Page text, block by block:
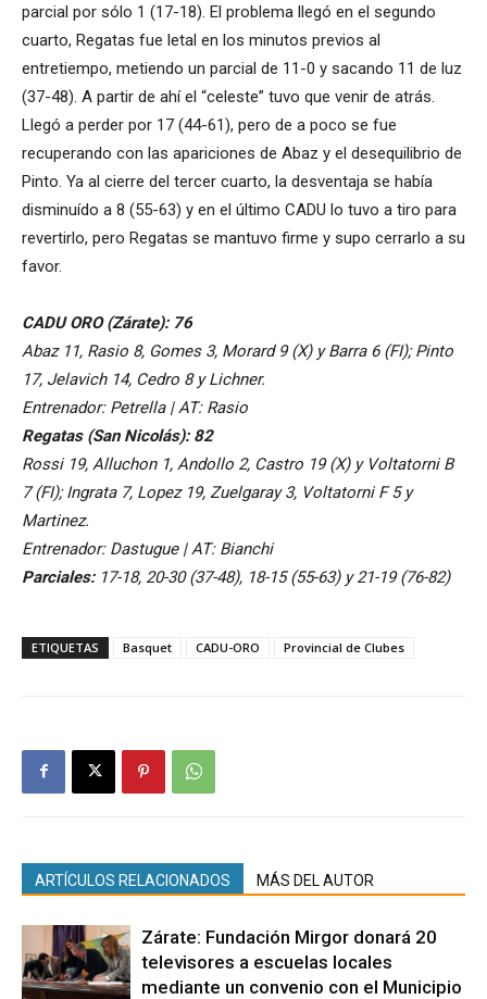
parcial por sólo 1 (17-18). El problema llegó en el segundo
cuarto, Regatas fue letal en los minutos previos al
entretiempo, metiendo un parcial de 11-0 y sacando 11 de luz
(37-48). A partir de ahí el “celeste” tuvo que venir de atrás.
Llegó a perder por 17 (44-61), pero de a poco se fue
recuperando con las apariciones de Abaz y el desequilibrio de
Pinto. Ya al cierre del tercer cuarto, la desventaja se había
disminuído a 8 (55-63) y en el último CADU lo tuvo a tiro para
revertirlo, pero Regatas se mantuvo firme y supo cerrarlo a su
favor.
CADU ORO (Zárate): 76
Abaz 11, Rasio 8, Gomes 3, Morard 9 (X) y Barra 6 (FI); Pinto
17, Jelavich 14, Cedro 8 y Lichner.
Entrenador: Petrella | AT: Rasio
Regatas (San Nicolás): 82
Rossi 19, Alluchon 1, Andollo 2, Castro 19 (X) y Voltatorni B
7 (FI); Ingrata 7, Lopez 19, Zuelgaray 3, Voltatorni F 5 y
Martinez.
Entrenador: Dastugue | AT: Bianchi
Parciales:17-18, 20-30 (37-48), 18-15 (55-63) y 21-19 (76-82)
ETIQUETAS Basquet CADU-ORO Provincial de Clubes
ARTÍCULOS RELACIONADOS MÁS DEL AUTOR
Zárate: Fundación Mirgor donará 20
televisores a escuelas locales
mediante un convenio con el Municipio